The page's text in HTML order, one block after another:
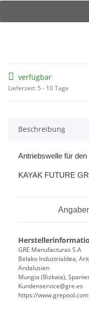
verfügbar
Lieferzeit: 5 - 10 Tage
Beschreibung
Antriebswelle für den
KAYAK FUTURE
GRE Manufacturas S.A
Belako Industrialdea,
Andalusien
Mungia (Bizkaia),
Kundenservice@gre.es
https://www.grepool.com